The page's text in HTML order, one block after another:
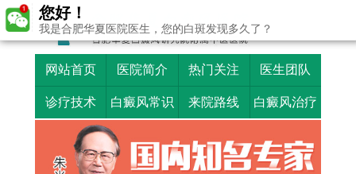
网站首页 医院简介 热门关注 医生团队
诊疗技术 白癜风常识 来院路线 白癜风治疗
您好！
我是合肥华夏医院医生，您的白斑发现多久了？